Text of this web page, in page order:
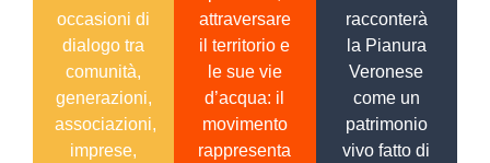
occasioni di
dialogo tra
comunità,
generazioni,
associazioni,
imprese,
attraversare
il territorio e
le sue vie
d’acqua: il
movimento
rappresenta
racconterà
la Pianura
Veronese
come un
patrimonio
vivo fatto di